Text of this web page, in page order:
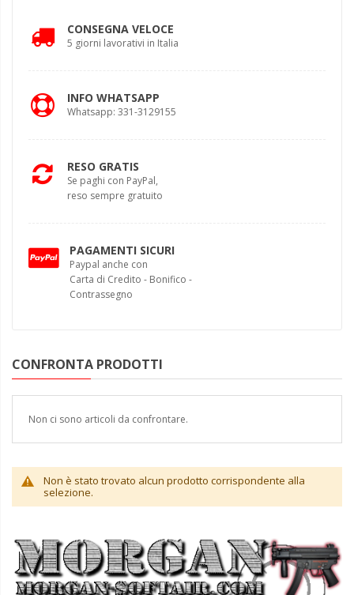
CONSEGNA VELOCE
5 giorni lavorativi in Italia
INFO WHATSAPP
Whatsapp: 331-3129155
RESO GRATIS
Se paghi con PayPal,
reso sempre gratuito
PAGAMENTI SICURI
Paypal anche con
Carta di Credito - Bonifico -
Contrassegno
CONFRONTA PRODOTTI
Non ci sono articoli da confrontare.
Non è stato trovato alcun prodotto corrispondente alla
selezione.